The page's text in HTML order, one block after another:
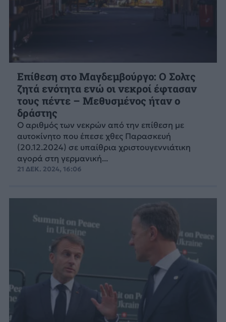
Επίθεση στο Μαγδεμβούργο: Ο Σολτς
ζητά ενότητα ενώ οι νεκροί έφτασαν
τους πέντε – Μεθυσμένος ήταν ο
δράστης
Ο αριθμός των νεκρών από την επίθεση με
αυτοκίνητο που έπεσε χθες Παρασκευή
(20.12.2024) σε υπαίθρια χριστουγεννιάτικη
αγορά στη γερμανική...
21 ΔΕΚ. 2024, 16:06